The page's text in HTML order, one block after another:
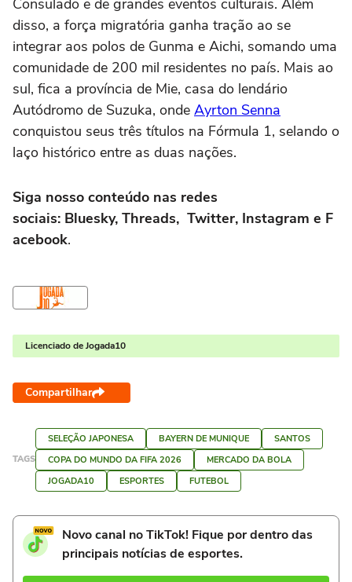
disso, a força migratória ganha tração ao se
integrar aos polos de Gunma e Aichi, somando uma
comunidade de 200 mil residentes no país. Mais ao
sul, fica a província de Mie, casa do lendário
Autódromo de Suzuka, onde Ayrton Senna
conquistou seus três títulos na Fórmula 1, selando o
laço histórico entre as duas nações.
Siga nosso conteúdo nas redes
sociais: Bluesky, Threads, Twitter, Instagram e F
acebook.
Licenciado de Jogada10
Compartilhar
TAGS
SELEÇÃO JAPONESA BAYERN DE MUNIQUE
SANTOS
COPA DO MUNDO DA FIFA 2026
MERCADO DA BOLA
JOGADA10
ESPORTES FUTEBOL
Novo canal no TikTok! Fique por dentro das
principais notícias de esportes.